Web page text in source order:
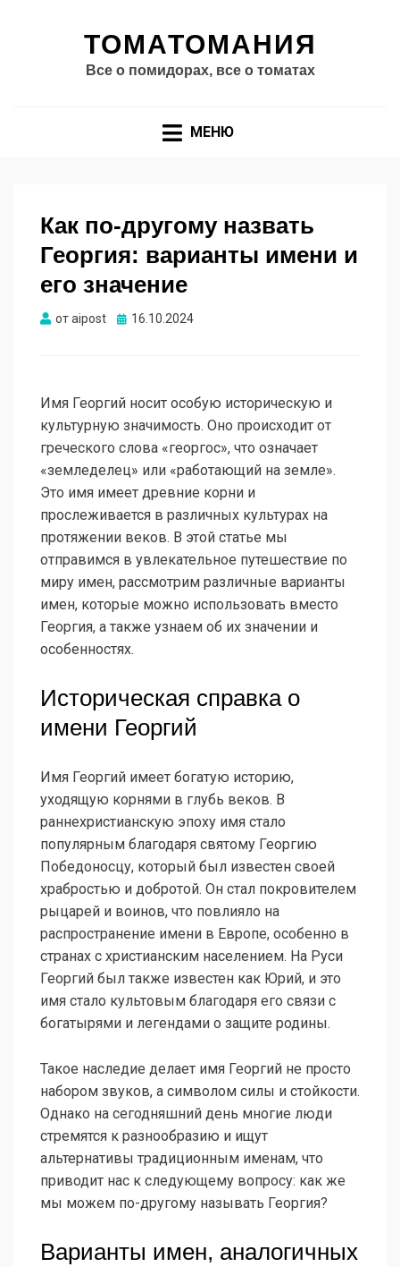
ТОМАТОМАНИЯ
Все о помидорах, все о томатах
МЕНЮ
Как по-другому назвать
Георгия: варианты имени и
его значение
отaipost Опубликовано
16.10.2024
Имя Георгий носит особую историческую и
культурную значимость. Оно происходит от
греческого слова «георгос», что означает
«земледелец» или «работающий на земле».
Это имя имеет древние корни и
прослеживается в различных культурах на
протяжении веков. В этой статье мы
отправимся в увлекательное путешествие по
миру имен, рассмотрим различные варианты
имен, которые можно использовать вместо
Георгия, а также узнаем об их значении и
особенностях.
Историческая справка о
имени Георгий
Имя Георгий имеет богатую историю,
уходящую корнями в глубь веков. В
раннехристианскую эпоху имя стало
популярным благодаря святому Георгию
Победоносцу, который был известен своей
храбростью и добротой. Он стал покровителем
рыцарей и воинов, что повлияло на
распространение имени в Европе, особенно в
странах с христианским населением. На Руси
Георгий был также известен как Юрий, и это
имя стало культовым благодаря его связи с
богатырями и легендами о защите родины.
Такое наследие делает имя Георгий не просто
набором звуков, а символом силы и стойкости.
Однако на сегодняшний день многие люди
стремятся к разнообразию и ищут
альтернативы традиционным именам, что
приводит нас к следующему вопросу: как же
мы можем по-другому называть Георгия?
Варианты имен, аналогичных